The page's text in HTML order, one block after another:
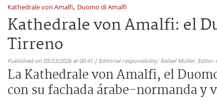
Kathedrale von Amalfi, Duomo di Amalfi
Kathedrale von Amalfi: el
Tirreno
Published on 05/23/2026 at 00:41 | Editorial responsibility: Rafael Müller, Editor-
La Kathedrale von Amalfi, el
con su fachada árabe-normanda y